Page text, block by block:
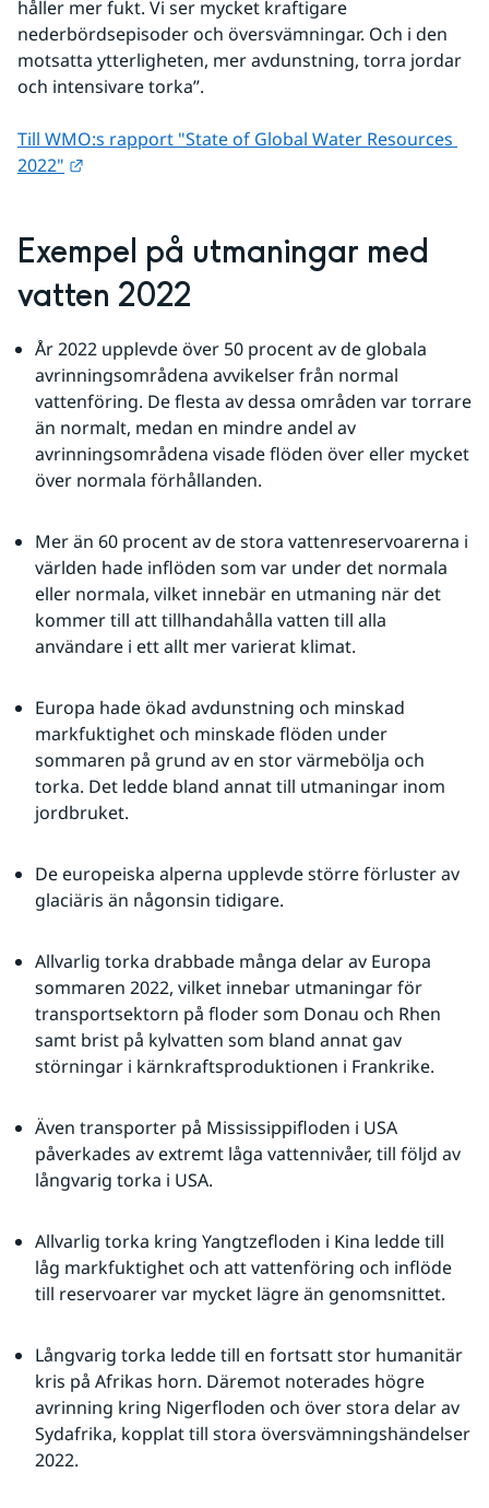
håller mer fukt. Vi ser mycket kraftigare
nederbördsepisoder och översvämningar. Och i den
motsatta ytterligheten, mer avdunstning, torra jordar
och intensivare torka”.
Till WMO:s rapport "State of Global Water Resources
2022"
Exempel på utmaningar med
vatten 2022
År 2022 upplevde över 50 procent av de globala
avrinningsområdena avvikelser från normal
vattenföring. De flesta av dessa områden var torrare
än normalt, medan en mindre andel av
avrinningsområdena visade flöden över eller mycket
över normala förhållanden.
Mer än 60 procent av de stora vattenreservoarerna i
världen hade inflöden som var under det normala
eller normala, vilket innebär en utmaning när det
kommer till att tillhandahålla vatten till alla
användare i ett allt mer varierat klimat.
Europa hade ökad avdunstning och minskad
markfuktighet och minskade flöden under
sommaren på grund av en stor värmebölja och
torka. Det ledde bland annat till utmaningar inom
jordbruket.
De europeiska alperna upplevde större förluster av
glaciäris än någonsin tidigare.
Allvarlig torka drabbade många delar av Europa
sommaren 2022, vilket innebar utmaningar för
transportsektorn på floder som Donau och Rhen
samt brist på kylvatten som bland annat gav
störningar i kärnkraftsproduktionen i Frankrike.
Även transporter på Mississippifloden i USA
påverkades av extremt låga vattennivåer, till följd av
långvarig torka i USA.
Allvarlig torka kring Yangtzefloden i Kina ledde till
låg markfuktighet och att vattenföring och inflöde
till reservoarer var mycket lägre än genomsnittet.
Långvarig torka ledde till en fortsatt stor humanitär
kris på Afrikas horn. Däremot noterades högre
avrinning kring Nigerfloden och över stora delar av
Sydafrika, kopplat till stora översvämningshändelser
2022.